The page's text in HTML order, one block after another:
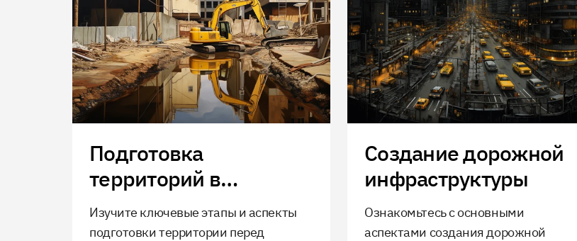
Подготовка
территорий в
асфальтоукладке
Изучите ключевые этапы и аспекты
подготовки территории перед
Создание дорожной
инфраструктуры
Ознакомьтесь с основными
аспектами создания дорожной